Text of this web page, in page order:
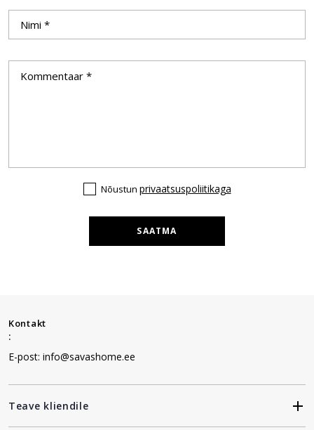
Nõustun privaatsuspoliitikaga
SAATMA
Kontakt
:
E-post: info@savashome.ee
Teave kliendile